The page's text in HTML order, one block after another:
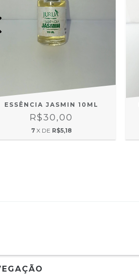
ESSÊNCIA JASMIN 10ML
R$30,00
7 X DE R$5,18